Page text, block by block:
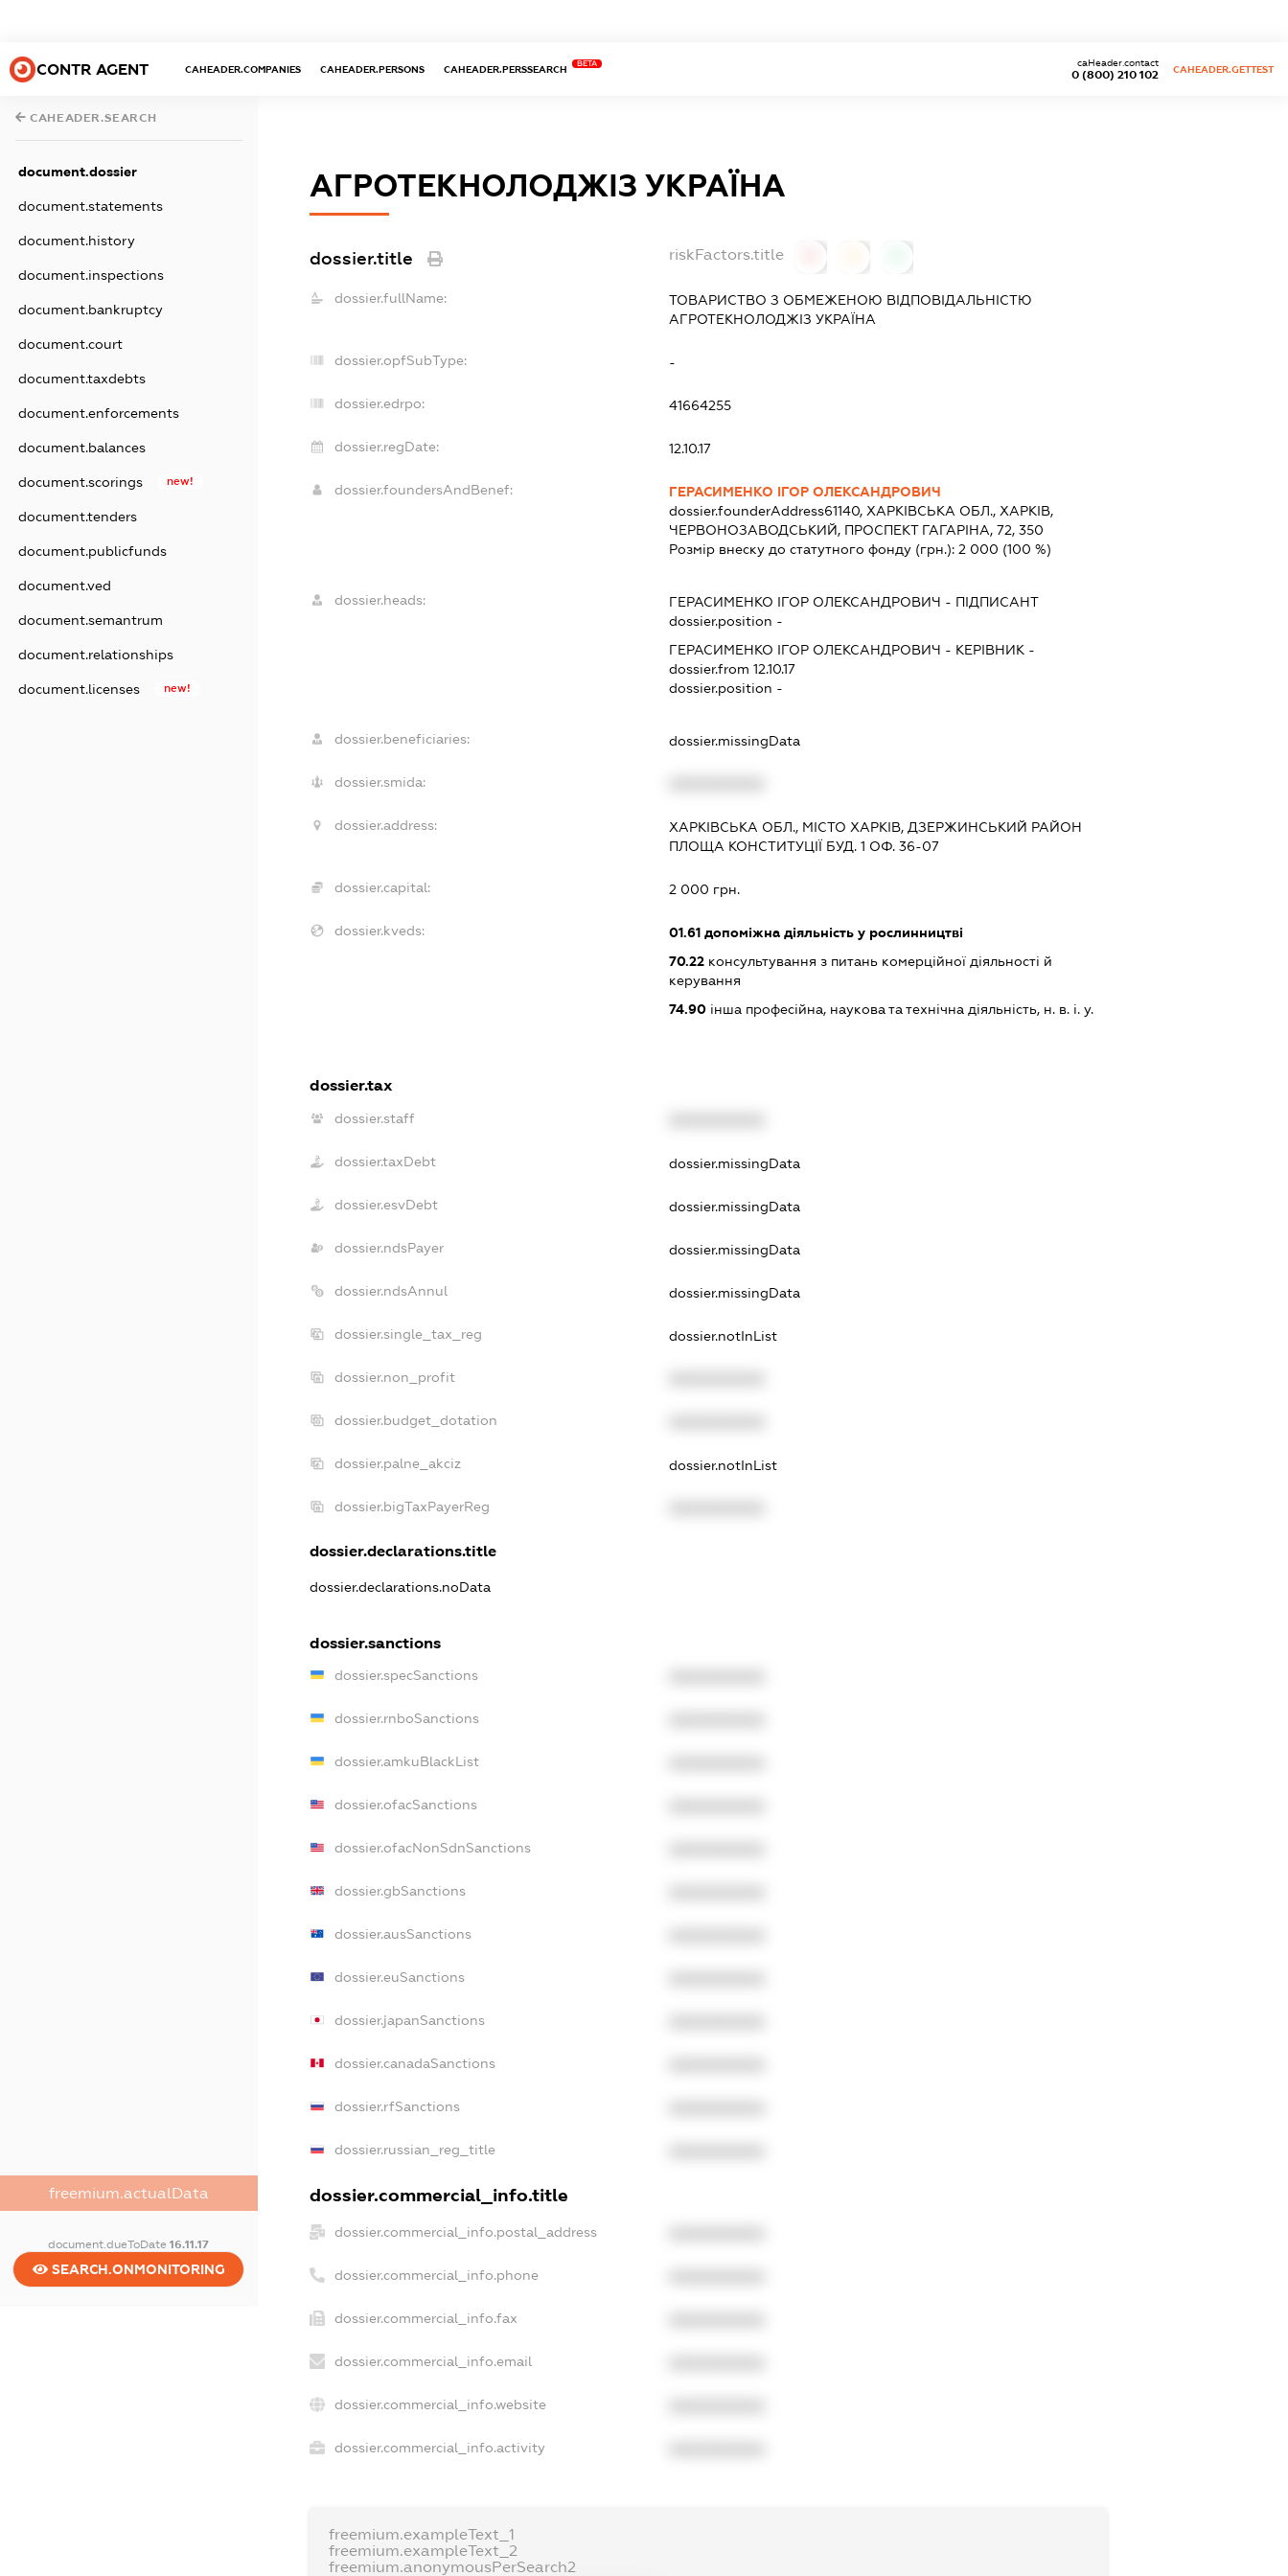
CONTR AGENT CAHEADER.COMPANIES CAHEADER.PERSONS CAHEADER.PERSSEARCH
BETA
0 (800) 210 102
caHeader.contact
CAHEADER.GETTEST
CAHEADER.SEARCH
document.dossier
document.statements
document.history
document.inspections
document.bankruptcy
document.court
document.taxdebts
document.enforcements
document.balances
document.scorings new!
document.tenders
document.publicfunds
document.ved
document.semantrum
document.relationships
document.licenses new!
freemium.actualData
document.dueToDate16.11.17
SEARCH.ONMONITORING
АГРОТЕКНОЛОДЖІЗ УКРАЇНА
dossier.title riskFactors.title
dossier.fullName:
ТОВАРИСТВО З ОБМЕЖЕНОЮ ВІДПОВІДАЛЬНІСТЮ
АГРОТЕКНОЛОДЖІЗ УКРАЇНА
dossier.opfSubType: -
dossier.edrpo: 41664255
dossier.regDate: 12.10.17
dossier.foundersAndBenef:
ГЕРАСИМЕНКО ІГОР ОЛЕКСАНДРОВИЧ
dossier.founderAddress61140, ХАРКІВСЬКА ОБЛ., ХАРКІВ,
ЧЕРВОНОЗАВОДСЬКИЙ, ПРОСПЕКТ ГАГАРІНА, 72, 350
Розмір внеску до статутного фонду (грн.): 2 000 (100 %)
dossier.heads: ГЕРАСИМЕНКО ІГОР ОЛЕКСАНДРОВИЧ - ПІДПИСАНТ
dossier.position -
ГЕРАСИМЕНКО ІГОР ОЛЕКСАНДРОВИЧ - КЕРІВНИК -
dossier.from 12.10.17
dossier.position -
dossier.beneficiaries: dossier.missingData
dossier.smida:
dossier.address:
ХАРКІВСЬКА ОБЛ., МІСТО ХАРКІВ, ДЗЕРЖИНСЬКИЙ РАЙОН
ПЛОЩА КОНСТИТУЦІЇ БУД. 1 ОФ. 36-07
dossier.capital: 2 000 грн.
dossier.kveds: 01.61допоміжна діяльність у рослинництві
70.22консультування з питань комерційної діяльності й
керування
74.90інша професійна, наукова та технічна діяльність, н. в. і. у.
dossier.tax
dossier.staff
dossier.taxDebt dossier.missingData
dossier.esvDebt dossier.missingData
dossier.ndsPayer dossier.missingData
dossier.ndsAnnul dossier.missingData
dossier.single_tax_reg dossier.notInList
dossier.non_profit
dossier.budget_dotation
dossier.palne_akciz dossier.notInList
dossier.bigTaxPayerReg
dossier.declarations.title
dossier.declarations.noData
dossier.sanctions
dossier.specSanctions
dossier.rnboSanctions
dossier.amkuBlackList
dossier.ofacSanctions
dossier.ofacNonSdnSanctions
dossier.gbSanctions
dossier.ausSanctions
dossier.euSanctions
dossier.japanSanctions
dossier.canadaSanctions
dossier.rfSanctions
dossier.russian_reg_title
dossier.commercial_info.title
dossier.commercial_info.postal_address
dossier.commercial_info.phone
dossier.commercial_info.fax
dossier.commercial_info.email
dossier.commercial_info.website
dossier.commercial_info.activity
freemium.exampleText_1
freemium.exampleText_2
freemium.anonymousPerSearch2